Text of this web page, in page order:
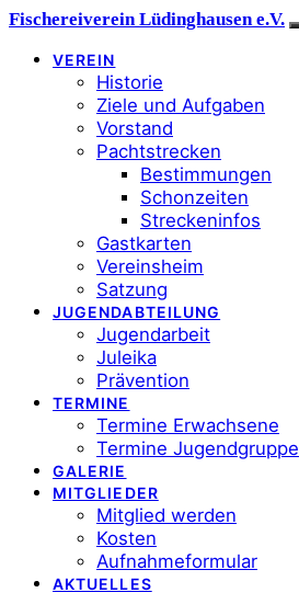
Fischereiverein Lüdinghausen e.V.
VEREIN
Historie
Ziele und Aufgaben
Vorstand
Pachtstrecken
Bestimmungen
Schonzeiten
Streckeninfos
Gastkarten
Vereinsheim
Satzung
JUGENDABTEILUNG
Jugendarbeit
Juleika
Prävention
TERMINE
Termine Erwachsene
Termine Jugendgruppe
GALERIE
MITGLIEDER
Mitglied werden
Kosten
Aufnahmeformular
AKTUELLES